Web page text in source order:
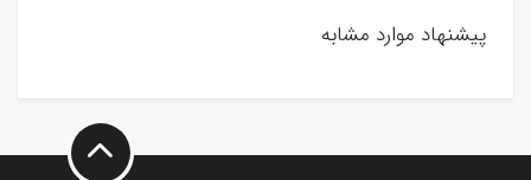
پیشنهاد موارد مشابه